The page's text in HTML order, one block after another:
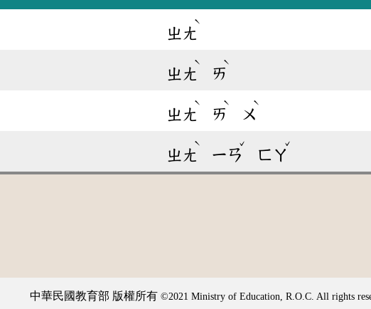
ㄓㄤ
ˋ
ㄓㄤ
ˋ
ㄞ
ˋ
ㄓㄤ
ˋ
ㄞ
ˋ
ㄨ
ˋ
ㄓㄤ
ˋ
ㄧㄢ
ˇ
ㄈㄚ
ˇ
中華民國教育部 版權所有 ©2021 Ministry of Education, R.O.C. All rights